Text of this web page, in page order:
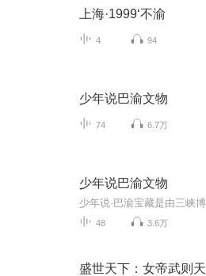
上海·1999‘不渝
4 94
少年说巴渝文物
74 6.7万
少年说巴渝文物
48 3.6万
盛世天下：女帝武则天